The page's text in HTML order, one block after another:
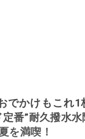
でかけもこれ
番”耐久撥水
を満喫！